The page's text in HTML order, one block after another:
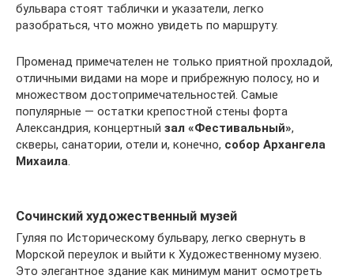
бульвара стоят таблички и указатели, легко
разобраться, что можно увидеть по маршруту.
Променад примечателен не только приятной прохладой,
отличными видами на море и прибрежную полосу, но и
множеством достопримечательностей. Самые
популярные — остатки крепостной стены форта
Александрия, концертный зал «Фестивальный»,
скверы, санатории, отели и, конечно, собор Архангела
Михаила
Сочинский художественный музей
Гуляя по Историческому бульвару, легко свернуть в
Морской переулок и выйти к Художественному музею.
Это элегантное здание как минимум манит осмотреть